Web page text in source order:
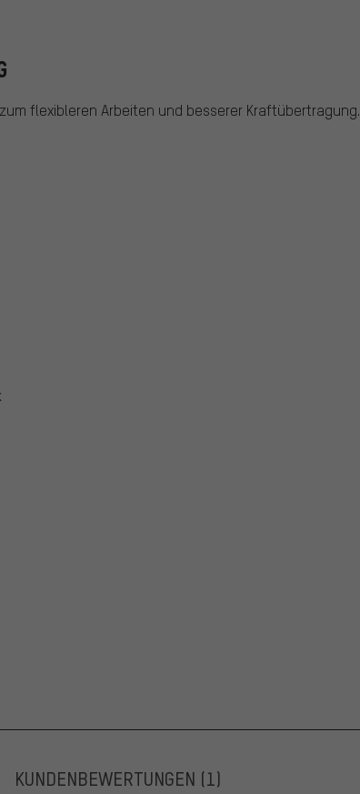
flexibleren Arbeiten und besserer Kraftübertragung.
KUNDENBEWERTUNGEN (1)